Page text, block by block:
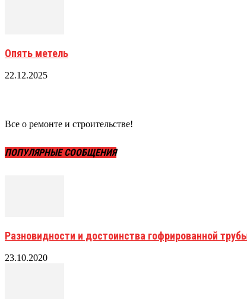
Опять метель
22.12.2025
Все о ремонте и строительстве!
ПОПУЛЯРНЫЕ СООБЩЕНИЯ
Разновидности и достоинства гофрированной
23.10.2020